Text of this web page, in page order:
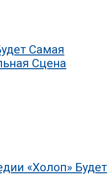
Самая
Сцена
«Холоп» Будет